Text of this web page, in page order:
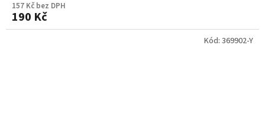
157 Kč bez DPH
190 Kč
Kód: 369902-Y